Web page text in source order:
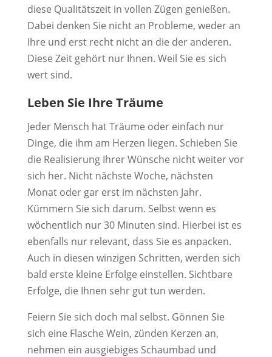
diese Qualitätszeit in vollen Zügen genießen.
Dabei denken Sie nicht an Probleme, weder an
Ihre und erst recht nicht an die der anderen.
Diese Zeit gehört nur Ihnen. Weil Sie es sich
wert sind.
Leben Sie Ihre Träume
Jeder Mensch hat Träume oder einfach nur
Dinge, die ihm am Herzen liegen. Schieben Sie
die Realisierung Ihrer Wünsche nicht weiter vor
sich her. Nicht nächste Woche, nächsten
Monat oder gar erst im nächsten Jahr.
Kümmern Sie sich darum. Selbst wenn es
wöchentlich nur 30 Minuten sind. Hierbei ist es
ebenfalls nur relevant, dass Sie es anpacken.
Auch in diesen winzigen Schritten, werden sich
bald erste kleine Erfolge einstellen. Sichtbare
Erfolge, die Ihnen sehr gut tun werden.
Feiern Sie sich doch mal selbst. Gönnen Sie
sich eine Flasche Wein, zünden Kerzen an,
nehmen ein ausgiebiges Schaumbad und